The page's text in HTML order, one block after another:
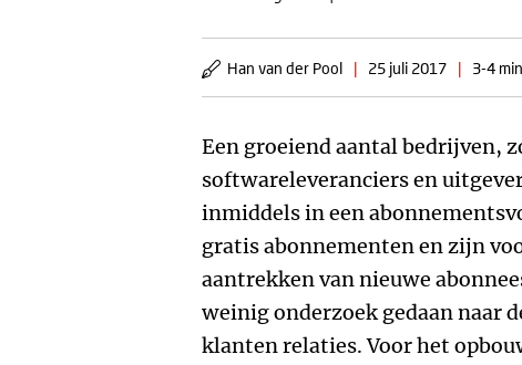
Han van der Pool | 25 juli 2017 | 3-4
Een groeiend aantal bedrijven,
softwareleveranciers en
inmiddels in een
gratis abonnementen en zijn
aantrekken van nieuwe
weinig onderzoek gedaan naar
klanten relaties. Voor het